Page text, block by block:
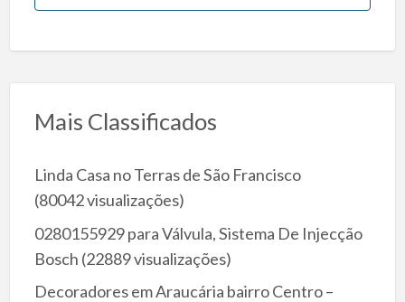
Mais Classificados
Linda Casa no Terras de São Francisco
(80042 visualizações)
0280155929 para Válvula, Sistema De Injecção
Bosch (22889 visualizações)
Decoradores em Araucária bairro Centro –